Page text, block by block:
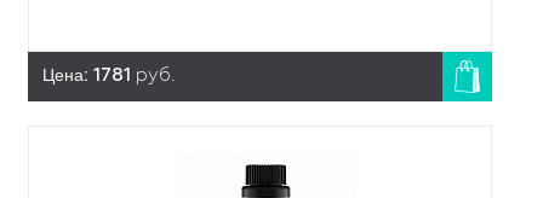
Цена: 1781 руб.